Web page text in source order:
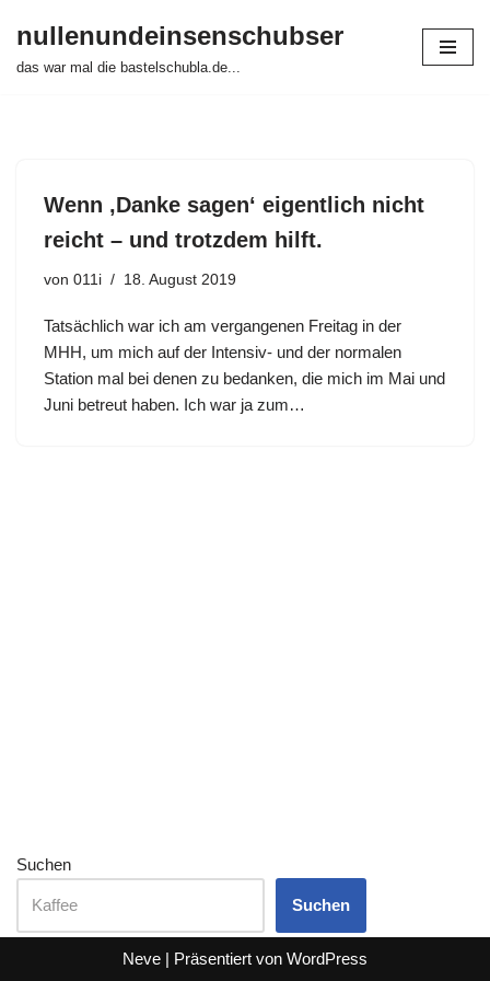
Zum
nullenundeinsenschubser
das war mal die bastelschubla.de...
Wenn ‚Danke sagen‘ eigentlich nicht
reicht – und trotzdem hilft.
von 011i 18. August 2019
Tatsächlich war ich am vergangenen Freitag in der
MHH, um mich auf der Intensiv- und der normalen
Station mal bei denen zu bedanken, die mich im Mai und
Juni betreut haben. Ich war ja zum…
Suchen
Suchen
Neve | Präsentiert von WordPress